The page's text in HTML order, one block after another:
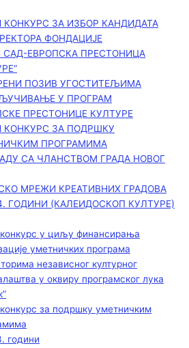
КОНКУРС ЗА ИЗБОР КАНДИДАТА
ФОНДАЦИЈЕ
САД-ЕВРОПСКА ПРЕСТОНИЦА
ПОЗИВ УГОСТИТЕЉИМА
У ПРОГРАМ
ПРЕСТОНИЦЕ КУЛТУРЕ
КОНКУРС ЗА ПОДРШКУ
ПРОГРАМИМА
СА ЧЛАНСТВОМ ГРАДА НОВОГ
МРЕЖИ КРЕАТИВНИХ ГРАДОВА
ГОДИНИ (КАЛЕИДОСКОП КУЛТУРЕ)
у циљу финансирања
уметничких програма
независног културног
у оквиру програмског лука
за подршку уметничким
години